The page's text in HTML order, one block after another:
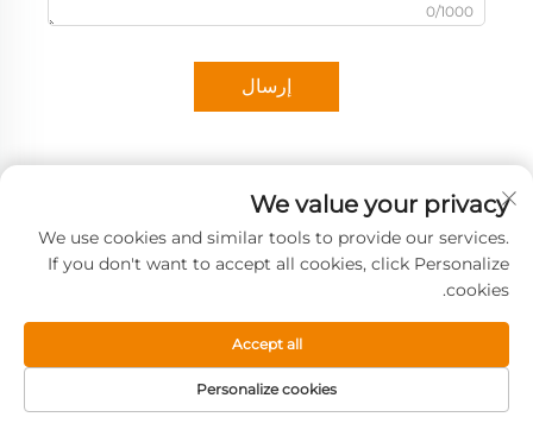
0/1000
إرسال
We value your privacy
We use cookies and similar tools to provide our services.
If you don't want to accept all cookies, click Personalize
cookies.
Personalize cookies
Accept all